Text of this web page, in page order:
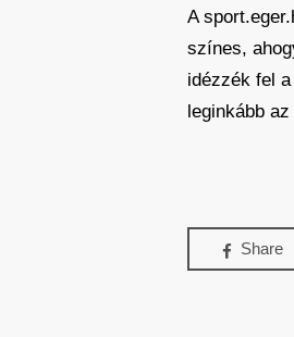
A
színes,
idézzék fel
leginkább
Share